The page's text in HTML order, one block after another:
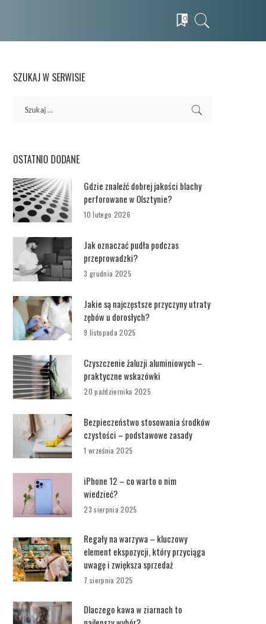
0
SZUKAJ W SERWISIE
OSTATNIO DODANE
Gdzie znaleźć dobrej jakości blachy
perforowane w Olsztynie?
10 lutego 2026
Jak oznaczać pudła podczas
przeprowadzki?
3 grudnia 2025
Jakie są najczęstsze przyczyny utraty
zębów u dorosłych?
9 listopada 2025
Czyszczenie żaluzji aluminiowych –
praktyczne wskazówki
20 października 2025
Bezpieczeństwo stosowania środków
czystości – podstawowe zasady
1 września 2025
iPhone 12 – co warto o nim
wiedzieć?
23 sierpnia 2025
Regały na warzywa – kluczowy
element ekspozycji, który przyciąga
uwagę i zwiększa sprzedaż
7 sierpnia 2025
Dlaczego kawa w ziarnach to